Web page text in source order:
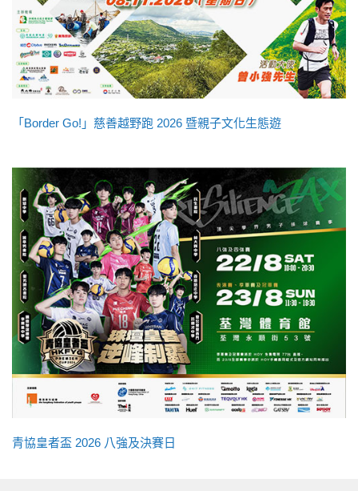
「Border Go!」慈善越野跑 2026 暨親子文化生態遊
青協皇者盃 2026 八強及決賽日